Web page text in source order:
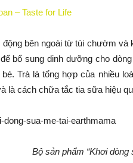
– Taste for Life
bên ngoài từ túi chườm
bổ sung dinh dưỡng cho
Trà là tổng hợp của nhiều
là cách chữa tắc tia sữa hiệu
Bộ sản phẩm “Khơi